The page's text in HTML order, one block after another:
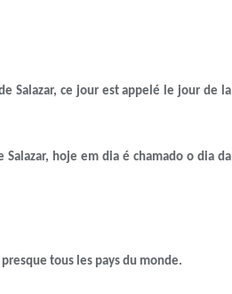
ce jour est appelé le jour de la
hoje em dia é chamado o dia da
tous les pays du monde.